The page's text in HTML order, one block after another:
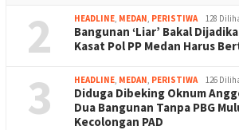
2 HEADLINE MEDAN PERISTIWA 128
Bangunan ‘Liar’ Bakal
Kasat Pol PP Medan Harus
3 HEADLINE MEDAN PERISTIWA 126
Diduga Dibeking Oknum
Dua Bangunan Tanpa PBG
Kecolongan PAD